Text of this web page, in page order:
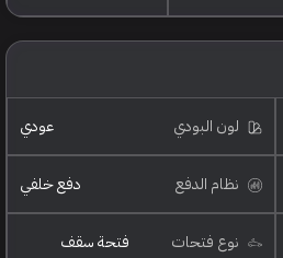
لون البودي عودي
نظام الدفع دفع خلفي
نوع فتحات
فتحة سقف